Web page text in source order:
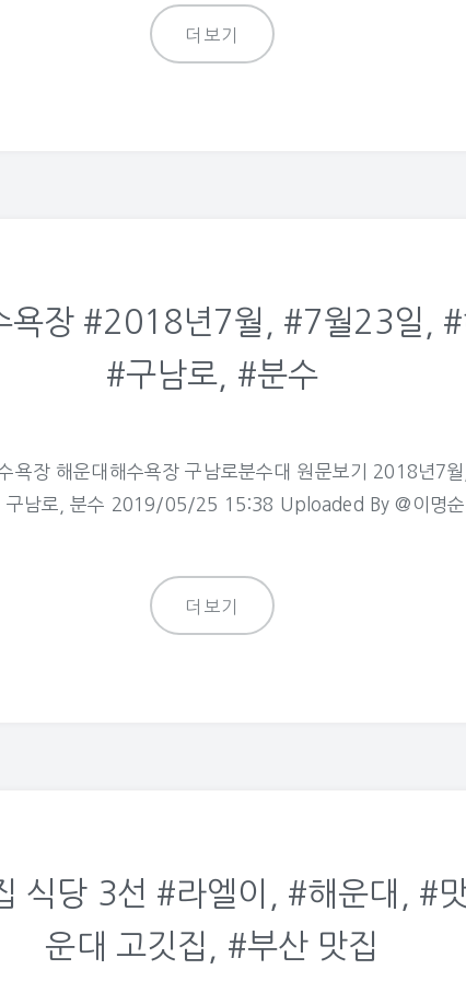
더보기
욕장 #2018년7월, #7월23일, #
#구남로, #분수
욕장 해운대해수욕장 구남로분수대 원문보기 2018년7
구남로, 분수 2019/05/25 15:38 Uploaded By @이명순
더보기
식당 3선 #라엘이, #해운대, #
운대 고깃집, #부산 맛집